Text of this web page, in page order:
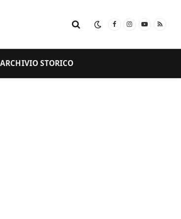
FacebookInstagram
YouTube
RSS
ARCHIVIO STORICO